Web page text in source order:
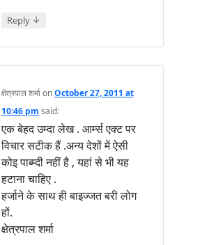
Reply ↓
क्षेत्रपाल शर्माonOctober 27, 2011 at
10:46 pm said:
एक बेहद उम्दा लेख . आर्म्स एक्ट पर
विचार सटीक हैं .अन्य देशों में ऐसी
कोइ पाब्म्दी नहीं है , यहां से भी यह
हटाना चाहिए .
हर्जाने के साथ ही बाइज्जत बरी लोग
हों.
क्षेत्रपाल शर्मा